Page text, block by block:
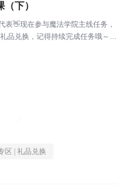
下）
表👋现在参与魔法学院主线任务，
品兑换，记得持续完成任务哦～💡
造业数字化管理全场景实战课
办公...
区 | 礼品兑换